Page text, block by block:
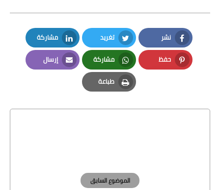
نشر
Facebook
تغريد
Twitter
مشاركة
LinkedIn
حفظ
Pinterest
مشاركة
Whatsapp
إرسال
Email
طباعة
Print
الموضوع السابق